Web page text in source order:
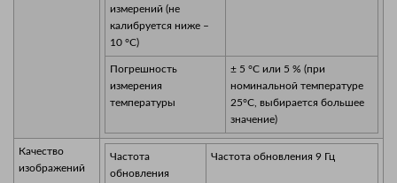
измерений (не
калибруется ниже –
10 °C)
Погрешность
измерения
температуры
± 5 °C или 5 % (при
номинальной температуре
25°C, выбирается большее
значение)
Качество
изображений
Частота
обновления
Частота обновления 9 Гц